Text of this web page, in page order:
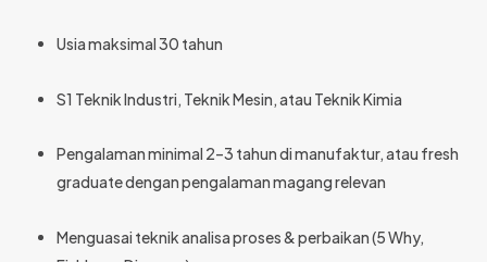
Usia maksimal 30 tahun
S1 Teknik Industri, Teknik Mesin, atau Teknik Kimia
Pengalaman minimal 2–3 tahun di manufaktur, atau fresh
graduate dengan pengalaman magang relevan
Menguasai teknik analisa proses & perbaikan (5 Why,